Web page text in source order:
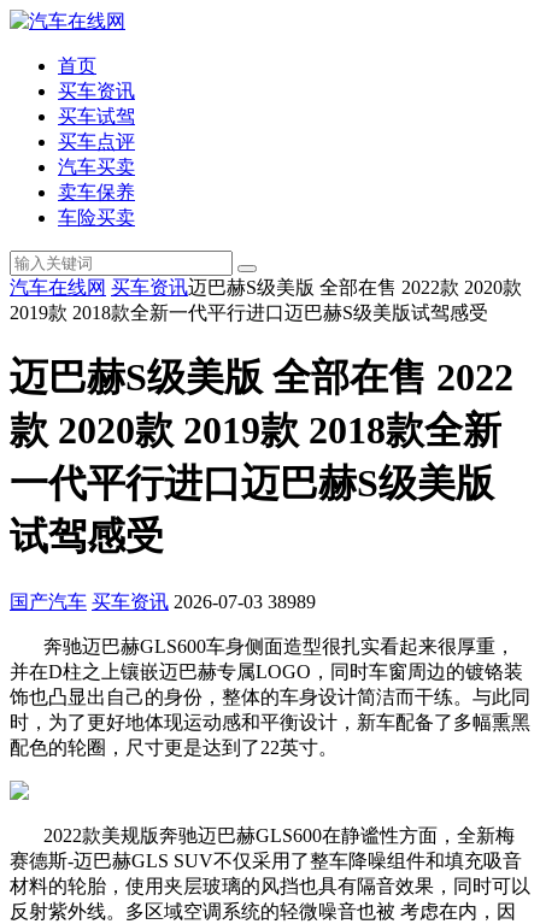
首页
买车资讯
买车试驾
买车点评
汽车买卖
卖车保养
车险买卖
汽车在线网 买车资讯迈巴赫S级美版 全部在售 2022款 2020款
2019款 2018款全新一代平行进口迈巴赫S级美版试驾感受
迈巴赫S级美版 全部在售 2022
款 2020款 2019款 2018款全新
一代平行进口迈巴赫S级美版
试驾感受
国产汽车 买车资讯 2026-07-03 38989
奔驰迈巴赫GLS600车身侧面造型很扎实看起来很厚重，
并在D柱之上镶嵌迈巴赫专属LOGO，同时车窗周边的镀铬装
饰也凸显出自己的身份，整体的车身设计简洁而干练。与此同
时，为了更好地体现运动感和平衡设计，新车配备了多幅熏黑
配色的轮圈，尺寸更是达到了22英寸。
2022款美规版奔驰迈巴赫GLS600在静谧性方面，全新梅
赛德斯-迈巴赫GLS SUV不仅采用了整车降噪组件和填充吸音
材料的轮胎，使用夹层玻璃的风挡也具有隔音效果，同时可以
反射紫外线。多区域空调系统的轻微噪音也被 考虑在内，因